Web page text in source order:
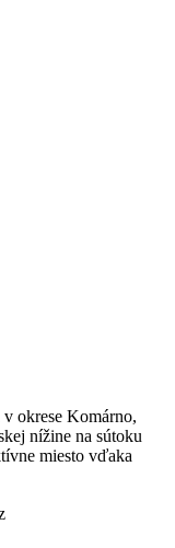
okrese Komárno,
nížine na sútoku
miesto vďaka